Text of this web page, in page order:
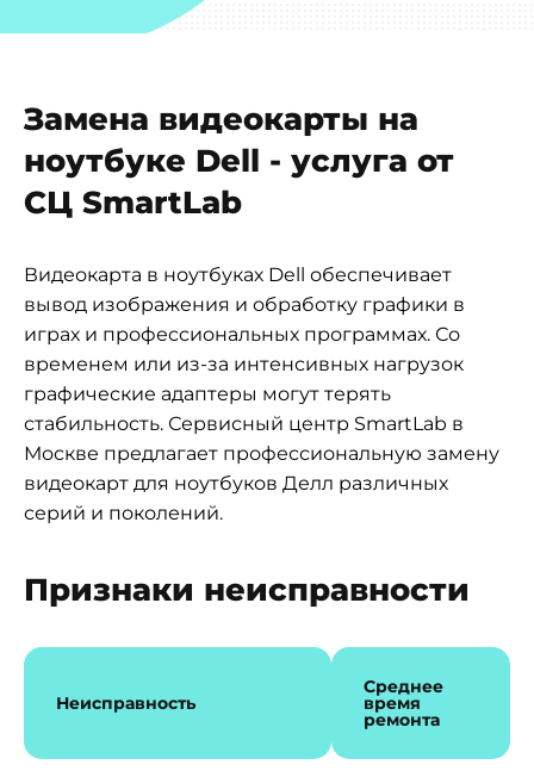
Замена видеокарты на
ноутбуке Dell - услуга от
СЦ SmartLab
Видеокарта в ноутбуках Dell обеспечивает
вывод изображения и обработку графики в
играх и профессиональных программах. Со
временем или из-за интенсивных нагрузок
графические адаптеры могут терять
стабильность. Сервисный центр SmartLab в
Москве предлагает профессиональную замену
видеокарт для ноутбуков Делл различных
серий и поколений.
Признаки неисправности
Неисправность
Среднее
время
ремонта